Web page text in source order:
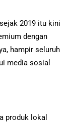
2019 itu kini
dengan
hampir seluruh
media sosial
produk lokal